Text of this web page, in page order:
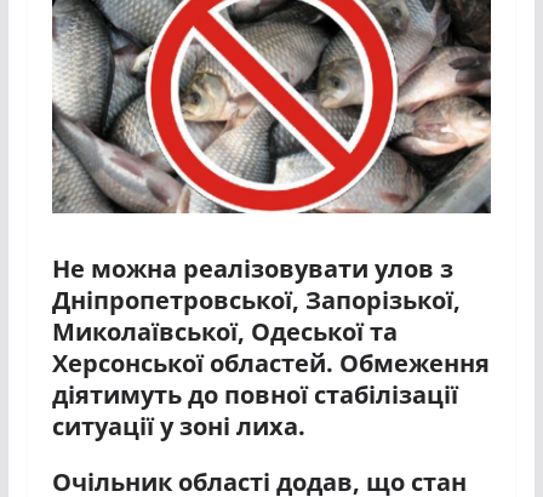
Не можна реалізовувати улов з
Дніпропетровської, Запорізької,
Миколаївської, Одеської та
Херсонської областей. Обмеження
діятимуть до повної стабілізації
ситуації у зоні лиха.
Очільник області додав, що стан